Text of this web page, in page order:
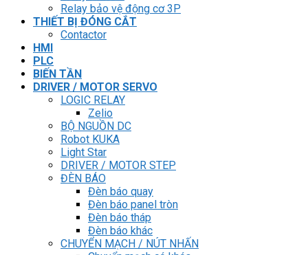
Relay bảo vệ động cơ 3P
THIẾT BỊ ĐÓNG CẮT
Contactor
HMI
PLC
BIẾN TẦN
DRIVER / MOTOR SERVO
LOGIC RELAY
Zelio
BỘ NGUỒN DC
Robot KUKA
Light Star
DRIVER / MOTOR STEP
ĐÈN BÁO
Đèn báo quay
Đèn báo panel tròn
Đèn báo tháp
Đèn báo khác
CHUYỂN MẠCH / NÚT NHẤN